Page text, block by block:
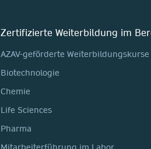
Zertifizierte Weiterbildung im
AZAV-geförderte Weiterbildungskurse
Biotechnologie
Chemie
Life Sciences
Pharma